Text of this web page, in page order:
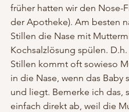
früher hatten wir den Nose-
der Apotheke). Am besten
Stillen die Nase mit
Kochsalzlösung spülen.
Stillen kommt oft sowieso
in die Nase, wenn das Baby
und liegt. Bemerke ich das,
einfach direkt ab, weil die